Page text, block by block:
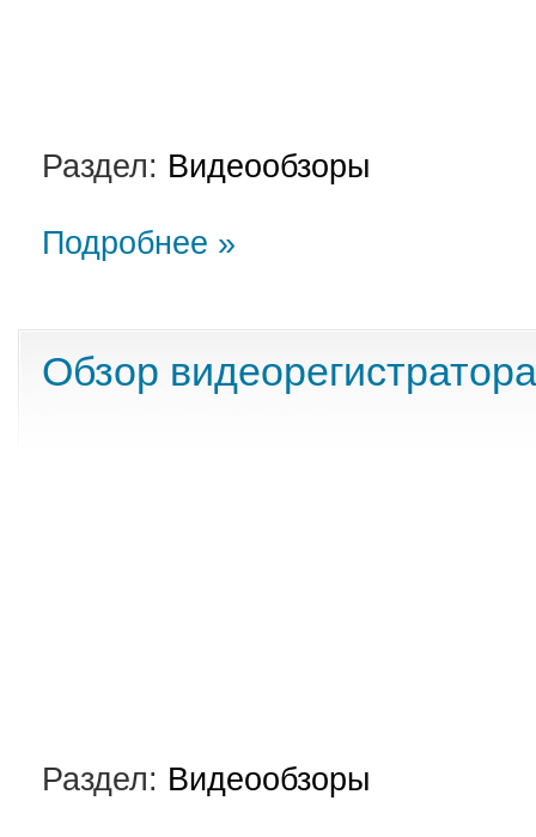
Раздел: Видеообзоры
Подробнее »
Обзор
Раздел: Видеообзоры